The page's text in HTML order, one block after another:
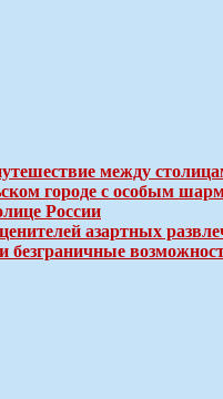
между
городе с особым
России
азартных
безграничные